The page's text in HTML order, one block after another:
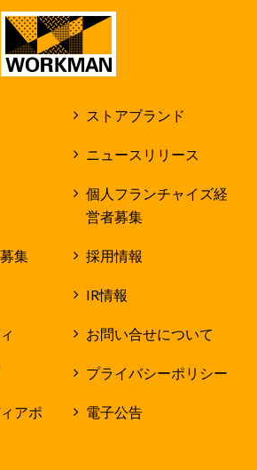
ストアブランド
ニュースリリース
個人フランチャイズ経
営者募集
集 採用情報
IR情報
お問い合せについて
プライバシーポリシー
アポ
電子公告